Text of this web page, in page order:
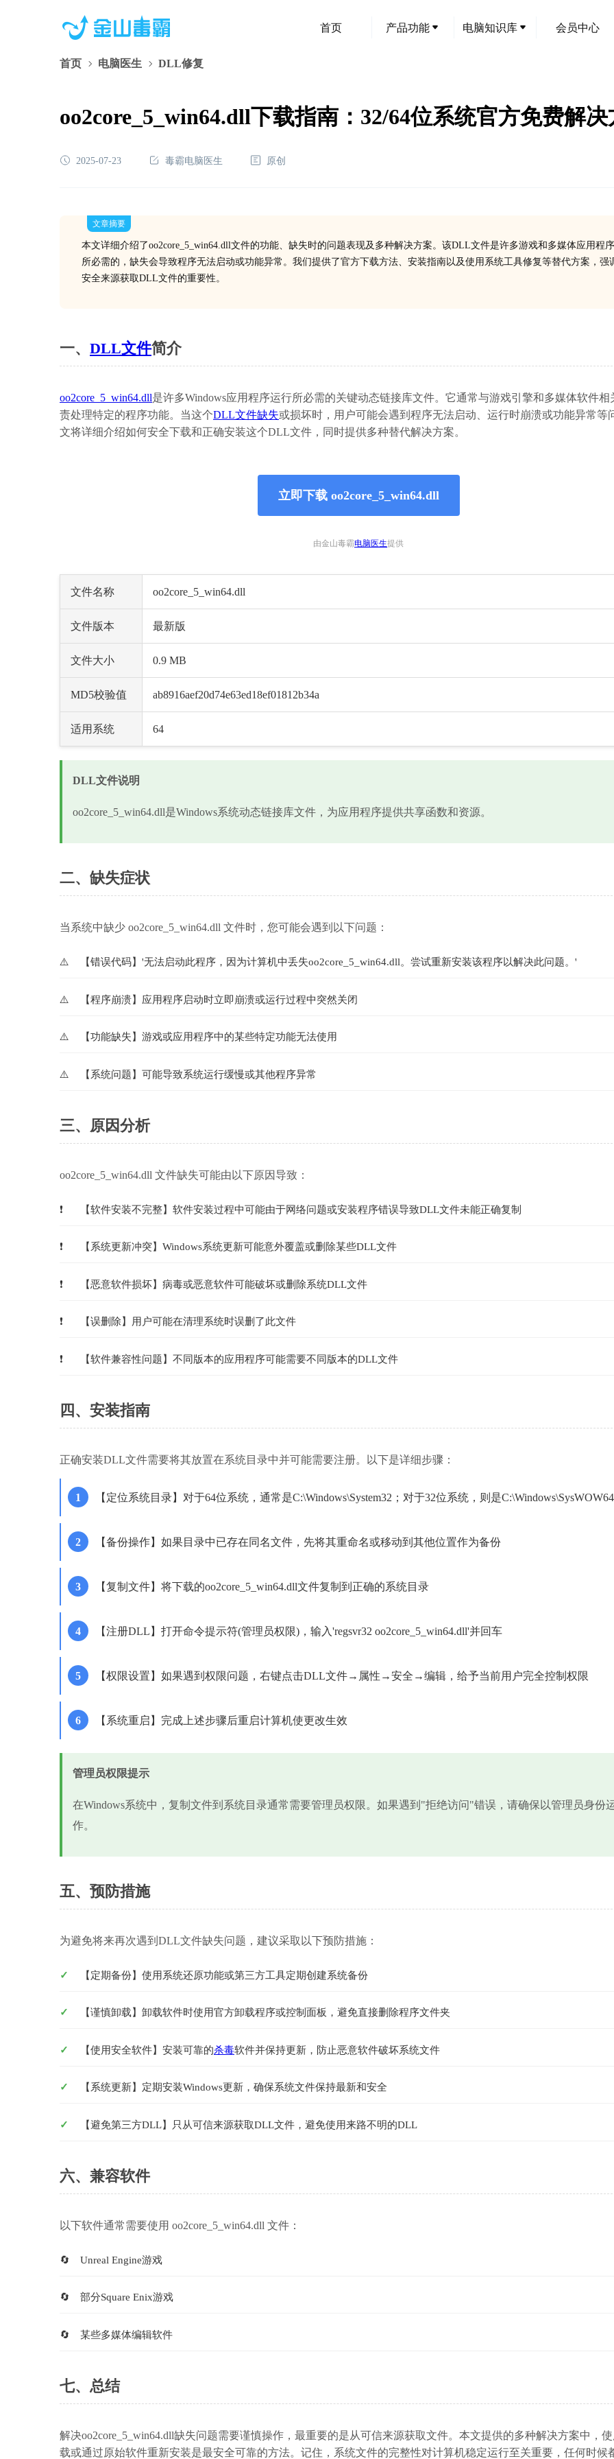
首页 产品功能 电脑知识库 会员中心
首页 电脑医生 DLL修复
oo2core_5_win64.dll下载指南：32/64位系统官方免费解
2025-07-23 毒霸电脑医生 原创
文章摘要
本文详细介绍了oo2core_5_win64.dll文件的功能、缺失时的问题表现及多种解决方案。该DLL文件是许多游戏和多媒体应用程
所必需的，缺失会导致程序无法启动或功能异常。我们提供了官方下载方法、安装指南以及使用系统工具修复等替代方案，强
安全来源获取DLL文件的重要性。
一、 DLL文件简介
oo2core_5_win64.dll是许多Windows应用程序运行所必需的关键动态链接库文件。它通常与游戏引擎和多媒体软件相
责处理特定的程序功能。当这个DLL文件缺失或损坏时，用户可能会遇到程序无法启动、运行时崩溃或功能异常等
文将详细介绍如何安全下载和正确安装这个DLL文件，同时提供多种替代解决方案。
立即下载 oo2core_5_win64.dll
由金山毒霸电脑医生提供
文件名称 oo2core_5_win64.dll
文件版本 最新版
文件大小 0.9 MB
MD5校验值 ab8916aef20d74e63ed18ef01812b34a
适用系统 64
DLL文件说明
oo2core_5_win64.dll是Windows系统动态链接库文件，为应用程序提供共享函数和资源。
二、缺失症状
当系统中缺少 oo2core_5_win64.dll 文件时，您可能会遇到以下问题：
【错误代码】'无法启动此程序，因为计算机中丢失oo2core_5_win64.dll。尝试重新安装该程序以解决此问题。'
【程序崩溃】应用程序启动时立即崩溃或运行过程中突然关闭
【功能缺失】游戏或应用程序中的某些特定功能无法使用
【系统问题】可能导致系统运行缓慢或其他程序异常
三、原因分析
oo2core_5_win64.dll 文件缺失可能由以下原因导致：
【软件安装不完整】软件安装过程中可能由于网络问题或安装程序错误导致DLL文件未能正确复制
【系统更新冲突】Windows系统更新可能意外覆盖或删除某些DLL文件
【恶意软件损坏】病毒或恶意软件可能破坏或删除系统DLL文件
【误删除】用户可能在清理系统时误删了此文件
【软件兼容性问题】不同版本的应用程序可能需要不同版本的DLL文件
四、安装指南
正确安装DLL文件需要将其放置在系统目录中并可能需要注册。以下是详细步骤：
【定位系统目录】对于64位系统，通常是C:\Windows\System32；对于32位系统，则是C:\Windows\SysWOW64
【备份操作】如果目录中已存在同名文件，先将其重命名或移动到其他位置作为备份
【复制文件】将下载的oo2core_5_win64.dll文件复制到正确的系统目录
【注册DLL】打开命令提示符(管理员权限)，输入'regsvr32 oo2core_5_win64.dll'并回车
【权限设置】如果遇到权限问题，右键点击DLL文件→属性→安全→编辑，给予当前用户完全控制权限
【系统重启】完成上述步骤后重启计算机使更改生效
管理员权限提示
在Windows系统中，复制文件到系统目录通常需要管理员权限。如果遇到"拒绝访问"错误，请确保以管理员身份
作。
五、预防措施
为避免将来再次遇到DLL文件缺失问题，建议采取以下预防措施：
【定期备份】使用系统还原功能或第三方工具定期创建系统备份
【谨慎卸载】卸载软件时使用官方卸载程序或控制面板，避免直接删除程序文件夹
【使用安全软件】安装可靠的杀毒软件并保持更新，防止恶意软件破坏系统文件
【系统更新】定期安装Windows更新，确保系统文件保持最新和安全
【避免第三方DLL】只从可信来源获取DLL文件，避免使用来路不明的DLL
六、兼容软件
以下软件通常需要使用 oo2core_5_win64.dll 文件：
Unreal Engine游戏
部分Square Enix游戏
某些多媒体编辑软件
七、总结
解决oo2core_5_win64.dll缺失问题需要谨慎操作，最重要的是从可信来源获取文件。本文提供的多种解决方案中，
载或通过原始软件重新安装是最安全可靠的方法。记住，系统文件的完整性对计算机稳定运行至关重要，任何时候